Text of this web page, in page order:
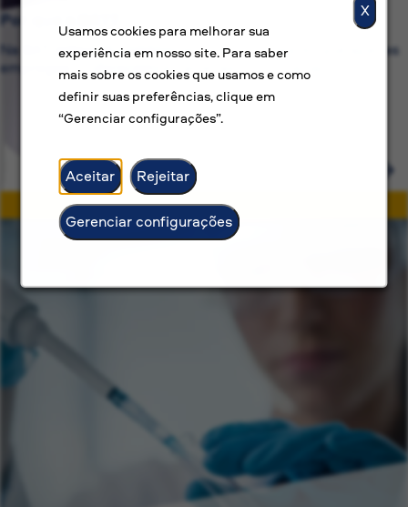
X
Usamos cookies para melhorar sua
experiência em nosso site. Para saber
mais sobre os cookies que usamos e como
definir suas preferências, clique em
“Gerenciar configurações”.
Aceitar Rejeitar
Gerenciar configurações
Por que a BAT?
Na BAT, estamos comprometidos com mais do que apenas
empregos — oferecemos carreiras com propósito.